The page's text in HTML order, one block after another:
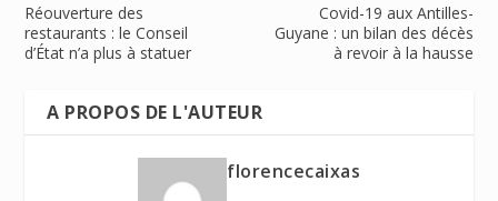
Réouverture des
restaurants : le Conseil
d’État n’a plus à statuer
Covid-19 aux Antilles-
Guyane : un bilan des décès
à revoir à la hausse
A PROPOS DE L'AUTEUR
florencecaixas